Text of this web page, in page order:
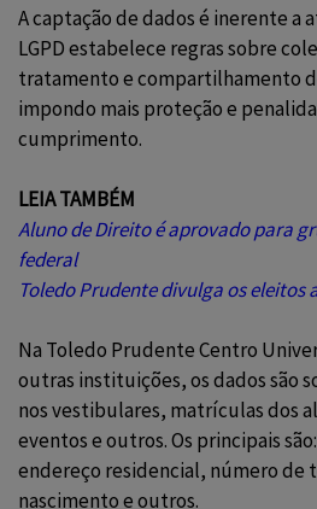
A captação de dados é inerente a
LGPD estabelece regras sobre
tratamento e compartilhamento
impondo mais proteção e
cumprimento.
LEIA TAMBÉM
Aluno de Direito é aprovado para
federal
Toledo Prudente divulga os eleitos
Na Toledo Prudente Centro
outras instituições, os dados são
nos vestibulares, matrículas dos
eventos e outros. Os principais
endereço residencial, número de
nascimento e outros.